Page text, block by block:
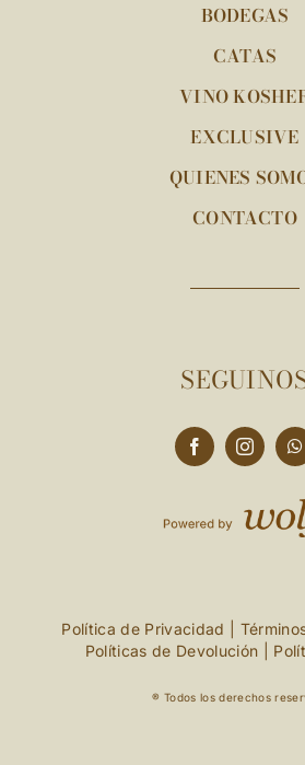
BODEGAS
CATAS
VINO
EXCLUSIVE
QUIENES
CONTACTO
Política de Privacidad
Políticas de Devolución
® Todos los derechos